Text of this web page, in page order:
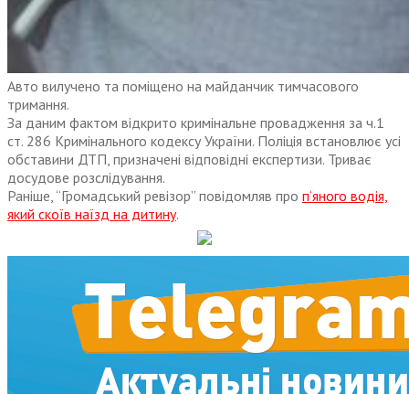
Авто вилучено та поміщено на майданчик тимчасового
тримання.
За даним фактом відкрито кримінальне провадження за ч.1
ст. 286 Кримінального кодексу України. Поліція встановлює усі
обставини ДТП, призначені відповідні експертизи. Триває
досудове розслідування.
Раніше, “Громадський ревізор” повідомляв про п‘яного водія,
який скоїв наїзд на дитину.